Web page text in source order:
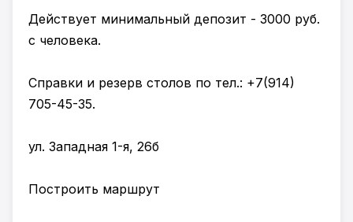
Действует минимальный депозит - 3000 руб.
с человека.
Справки и резерв столов по тел.: +7(914)
705-45-35.
ул. Западная 1-я, 26б
Построить маршрут